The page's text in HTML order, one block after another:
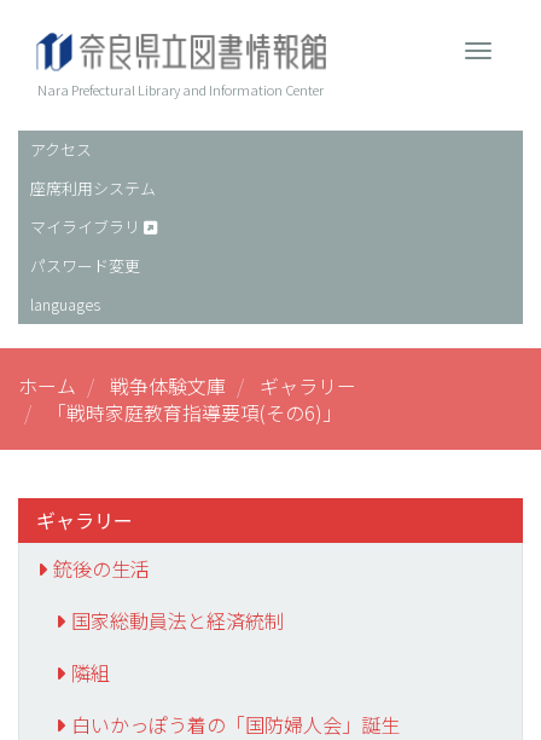
Nara Prefectural Library and Information Center
ヘ
ッ
ダ
ー
アクセス
座席利用システム
マイライブラリ
パスワード変更
languages
ホーム 戦争体験文庫
ギャラリー
「戦時家庭教育指導要項(その6)」
ギャラリー
銃後の生活
国家総動員法と経済統制
隣組
白いかっぽう着の「国防婦人会」誕生